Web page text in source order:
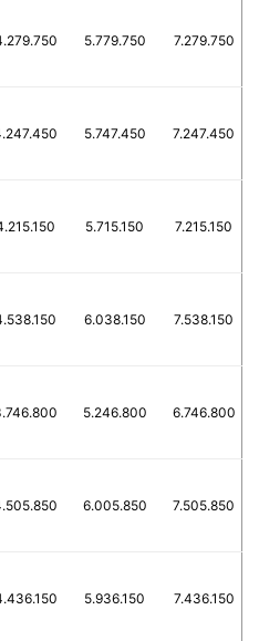
5.779.750 7.279.750
5.747.450 7.247.450
5.715.150 7.215.150
6.038.150 7.538.150
5.246.800 6.746.800
6.005.850 7.505.850
5.936.150 7.436.150